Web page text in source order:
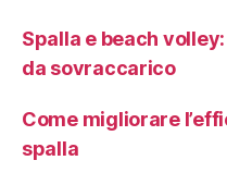
Spalla e beach
da sovraccarico
Come migliorare
spalla